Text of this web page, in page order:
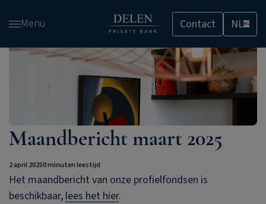
en
Menu Contact NLNL
Maandbericht maart 2025
2 april 20250 minuten leestijd
Het maandbericht van onze profielfondsen is
beschikbaar, lees het hier.